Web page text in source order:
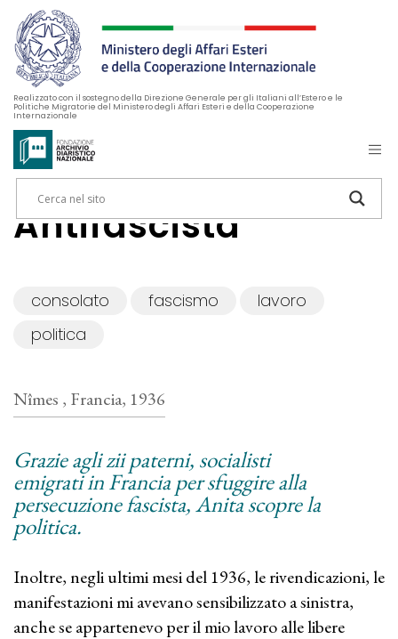
Realizzato con il sostegno della Direzione Generale per gli Italiani all’Estero e le
Politiche Migratorie del Ministero degli Affari Esteri e della Cooperazione
Internazionale
Antifascista
consolato fascismo
lavoro
politica
Nîmes , Francia, 1936
Grazie agli zii paterni, socialisti
emigrati in Francia per sfuggire alla
persecuzione fascista, Anita scopre la
politica.
Inoltre, negli ultimi mesi del 1936, le rivendicazioni, le
manifestazioni mi avevano sensibilizzato a sinistra,
anche se appartenevo per il mio lavoro alle libere